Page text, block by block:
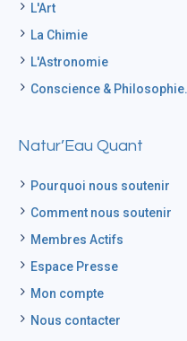
L'Art
La Chimie
L'Astronomie
Conscience & Philosophie.
Natur’Eau Quant
Pourquoi nous soutenir
Comment nous soutenir
Membres Actifs
Espace Presse
Mon compte
Nous contacter